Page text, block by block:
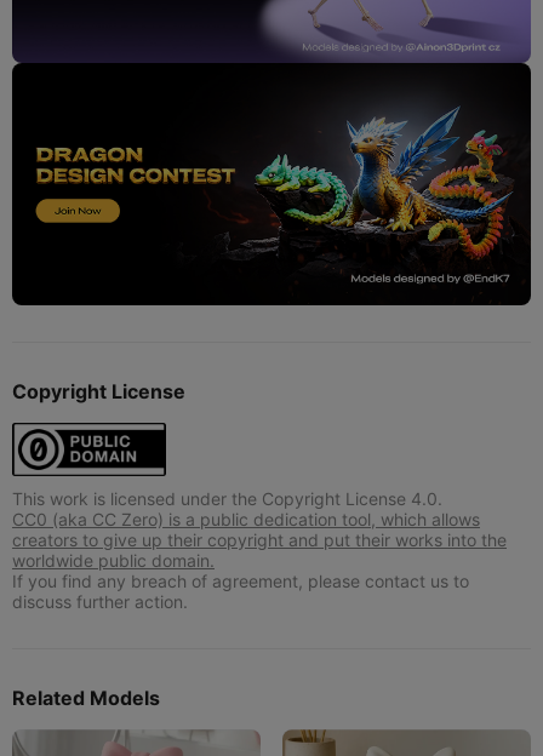
Copyright License
This work is licensed under the Copyright License 4.0.
CC0 (aka CC Zero) is a public dedication tool, which allows
creators to give up their copyright and put their works into the
worldwide public domain.
If you find any breach of agreement, please contact us to
discuss further action.
Related Models